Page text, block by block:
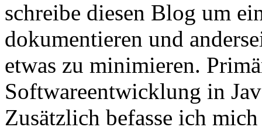
schreibe diesen Blog um
dokumentieren und
etwas zu minimieren.
Softwareentwicklung in
Zusätzlich befasse ich